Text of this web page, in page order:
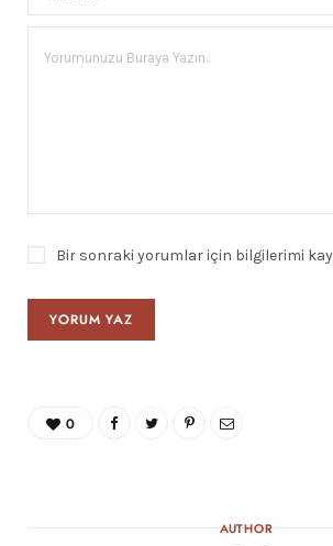
Bir sonraki yorumlar için bilgilerimi
0
AUTHOR